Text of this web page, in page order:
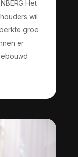
Het
wil
groei
er